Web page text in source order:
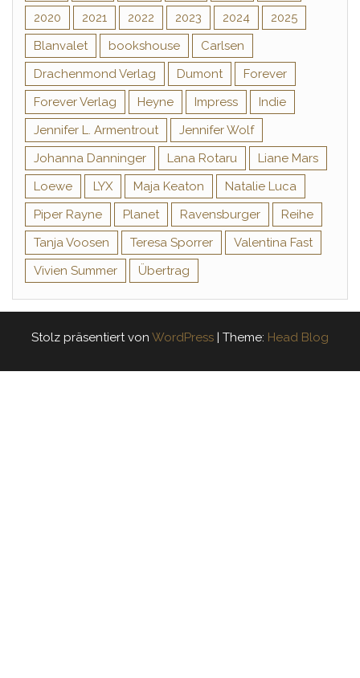
2020
2021 2022 2023 2024
2025
Blanvalet
bookshouse
Carlsen
Drachenmond Verlag
Dumont
Forever
Forever Verlag
Heyne Impress
Indie
Jennifer L. Armentrout
Jennifer Wolf
Johanna Danninger
Lana Rotaru
Liane Mars
Loewe
LYX Maja Keaton
Natalie Luca
Piper Rayne
Planet Ravensburger
Reihe
Tanja Voosen
Teresa Sporrer
Valentina Fast
Vivien Summer
Übertrag
Stolz präsentiert von WordPress | Theme: Head Blog